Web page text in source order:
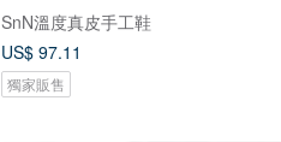
SnN溫度真皮手工鞋
US$ 97.11
獨家販售